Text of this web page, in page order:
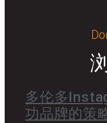
多伦多
功品牌的策